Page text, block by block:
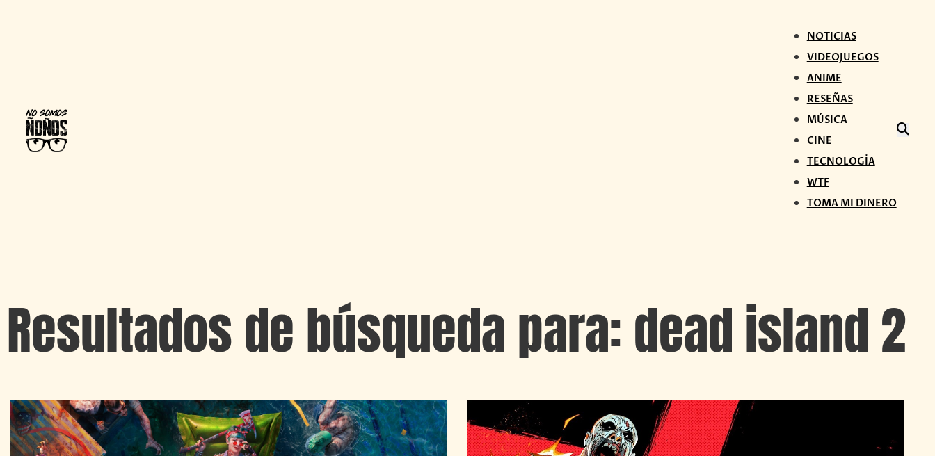
NOTICIAS
VIDEOJUEGOS
ANIME
RESEÑAS
MÚSICA
CINE
TECNOLOGÍA
WTF
TOMA MI DINERO
Resultados de búsqueda para: dead island 2